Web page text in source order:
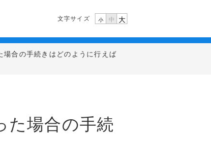
文字サイズ 小 中 大
合の手続きはどのように行えば
た場合の手続